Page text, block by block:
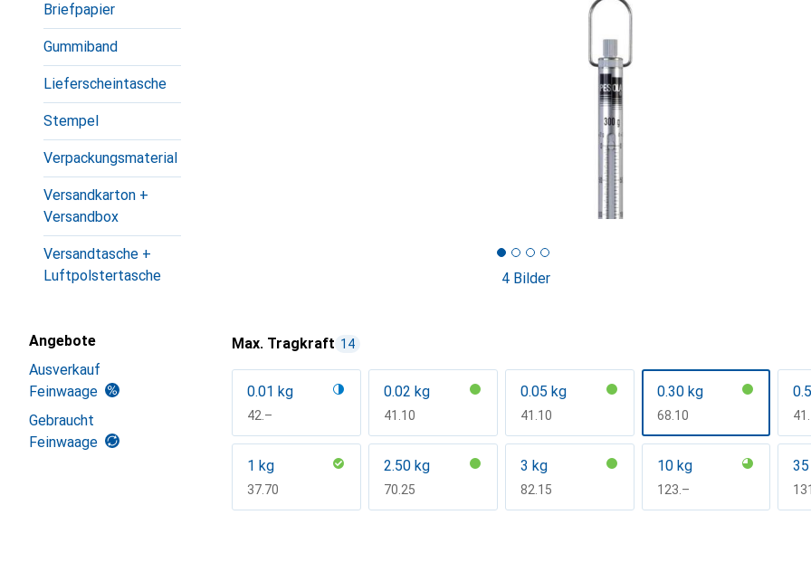
Briefpapier
Gummiband
Lieferscheintasche
Stempel
Verpackungsmaterial
Versandkarton +
Versandbox
Versandtasche +
Luftpolstertasche
Angebote
Ausverkauf
Feinwaage
Gebraucht
Feinwaage
4 Bilder
Max. Tragkraft 14
0.01 kg
CHF
42.–
0.02 kg
CHF
41.10
0.05 kg
CHF
41.10
0.30 kg
CHF
68.10
1 kg
CHF
37.70
2.50 kg
CHF
70.25
3 kg
CHF
82.15
10 kg
CHF
123.–